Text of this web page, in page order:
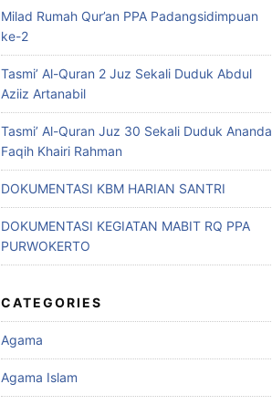
Milad Rumah Qur’an PPA Padangsidimpuan
ke-2
Tasmi’ Al-Quran 2 Juz Sekali Duduk Abdul
Aziiz Artanabil
Tasmi’ Al-Quran Juz 30 Sekali Duduk Ananda
Faqih Khairi Rahman
DOKUMENTASI KBM HARIAN SANTRI
DOKUMENTASI KEGIATAN MABIT RQ PPA
PURWOKERTO
CATEGORIES
Agama
Agama Islam